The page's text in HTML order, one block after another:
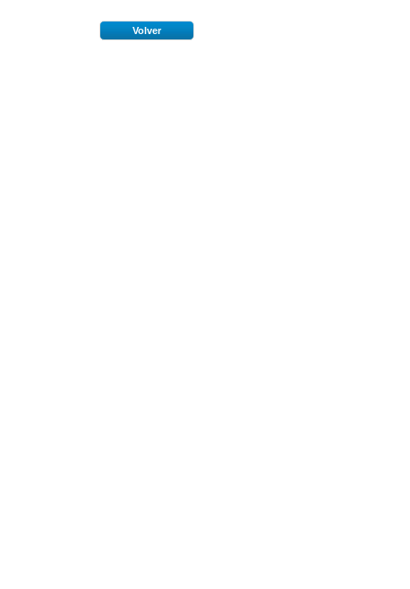
Volver